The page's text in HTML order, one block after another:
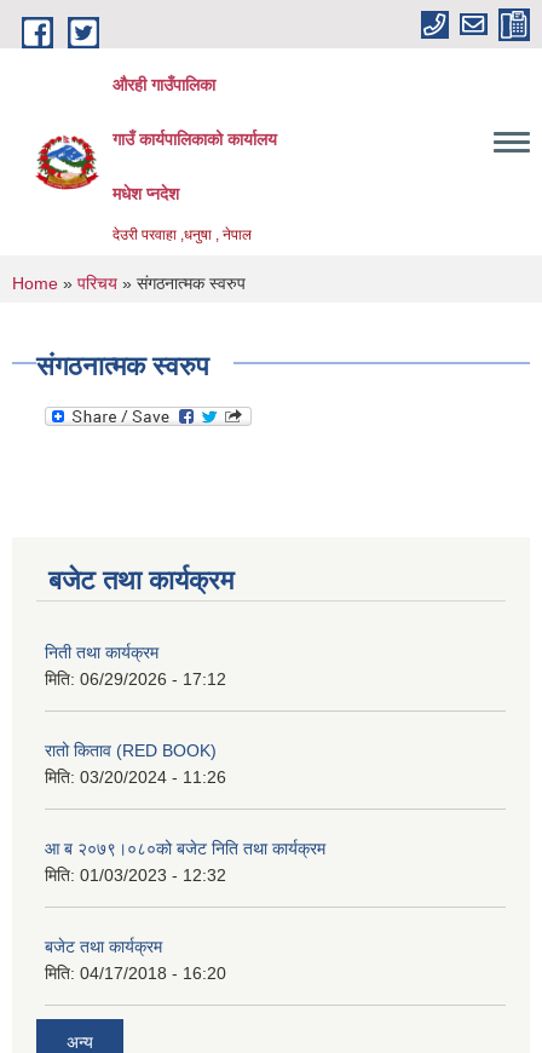
Skip to main content
औरही गाउँपालिका
गाउँ कार्यपालिकाको कार्यालय
मधेश प्नदेश
देउरी परवाहा ,धनुषा , नेपाल
You are here
Home » परिचय » संगठनात्मक स्वरुप
संगठनात्मक स्वरुप
बजेट तथा कार्यक्रम
निती तथा कार्यक्रम
मिति: 06/29/2026 - 17:12
रातो किताव (RED BOOK)
मिति: 03/20/2024 - 11:26
आ ब २०७९।०८०को बजेट निति तथा कार्यक्रम
मिति: 01/03/2023 - 12:32
बजेट तथा कार्यक्रम
मिति: 04/17/2018 - 16:20
अन्य